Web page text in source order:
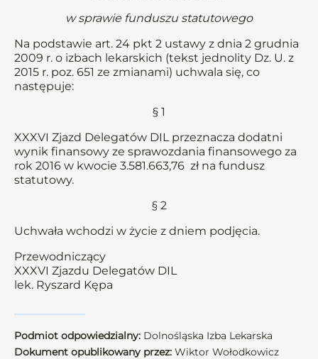
w sprawie funduszu statutowego
Na podstawie art. 24 pkt 2 ustawy z dnia 2 grudnia
2009 r. o izbach lekarskich (tekst jednolity Dz. U. z
2015 r. poz. 651 ze zmianami) uchwala się, co
następuje:
§ 1
XXXVI Zjazd Delegatów DIL przeznacza dodatni
wynik finansowy ze sprawozdania finansowego za
rok 2016 w kwocie 3.581.663,76 zł na fundusz
statutowy.
§ 2
Uchwała wchodzi w życie z dniem podjęcia.
Przewodniczący
XXXVI Zjazdu Delegatów DIL
lek. Ryszard Kępa
Podmiot odpowiedzialny: Dolnośląska Izba Lekarska
Dokument opublikowany przez: Wiktor Wołodkowicz